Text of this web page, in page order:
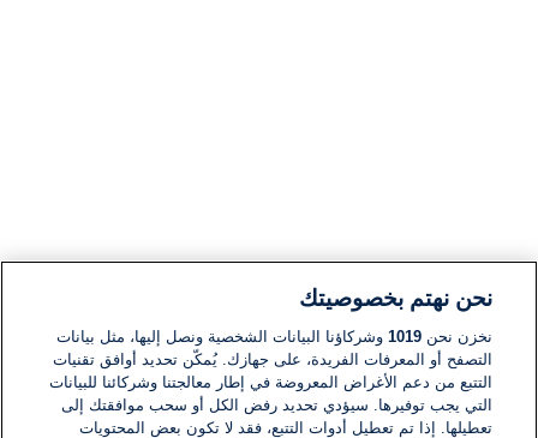
نحن نهتم بخصوصيتك
نخزن نحن1019 وشركاؤنا البيانات الشخصية ونصل إليها، مثل بيانات
التصفح أو المعرفات الفريدة، على جهازك. يُمكّن تحديد أوافق تقنيات
التتبع من دعم الأغراض المعروضة في إطار معالجتنا وشركائنا للبيانات
التي يجب توفيرها. سيؤدي تحديد رفض الكل أو سحب موافقتك إلى
تعطيلها. إذا تم تعطيل أدوات التتبع، فقد لا تكون بعض المحتويات